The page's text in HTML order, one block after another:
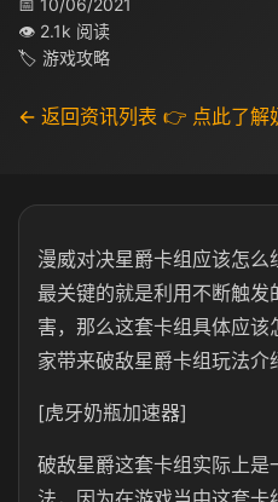
📅 10/06/2021
👁 2.1k 阅读
🏷 游戏攻略
← 返回资讯列表 👉 点此了解
漫威对决星爵卡组应该怎
最关键的就是利用不断触
害，那么这套卡组具体应
家带来破敌星爵卡组玩法介
[虎牙奶瓶加速器]
破敌星爵这套卡组实际上